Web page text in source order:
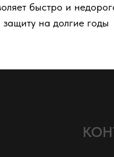
быстро и
на долгие годы